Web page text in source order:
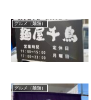
グルメ（麺類）
グルメ（麺類）